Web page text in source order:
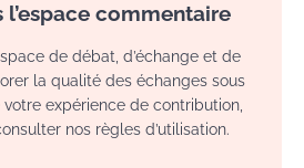
l’espace commentaire
de débat, d’échange et de
la qualité des échanges sous
expérience de contribution,
nos règles d’utilisation.